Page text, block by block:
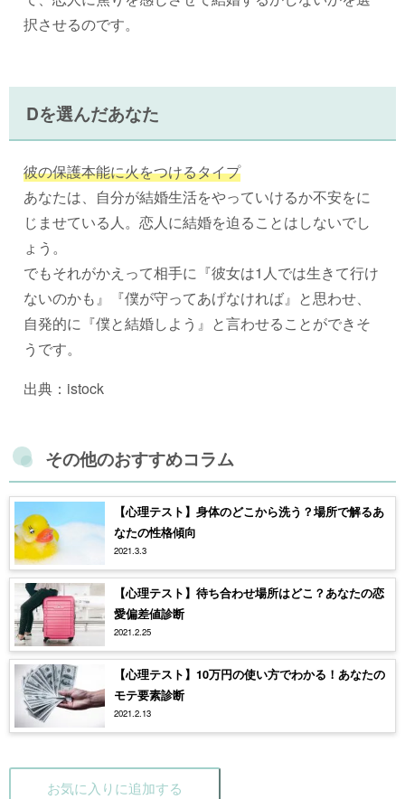
択させるのです。
Dを選んだあなた
彼の保護本能に火をつけるタイプ
あなたは、自分が結婚生活をやっていけるか不安をに
じませている人。恋人に結婚を迫ることはしないでし
ょう。
でもそれがかえって相手に『彼女は1人では生きて行け
ないのかも』『僕が守ってあげなければ』と思わせ、
自発的に『僕と結婚しよう』と言わせることができそ
うです。
出典：istock
その他のおすすめコラム
【心理テスト】身体のどこから洗う？場所で解るあ
なたの性格傾向
2021.3.3
【心理テスト】待ち合わせ場所はどこ？あなたの恋
愛偏差値診断
2021.2.25
【心理テスト】10万円の使い方でわかる！あなたの
モテ要素診断
2021.2.13
お気に入りに追加する